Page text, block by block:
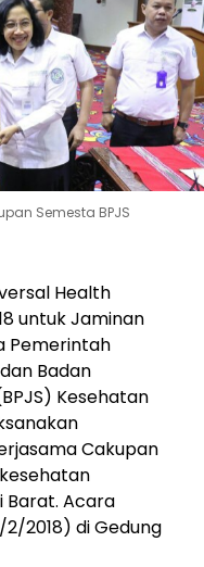
Semesta BPJS
Health
untuk Jaminan
Pemerintah
Badan
Kesehatan
Cakupan
Barat. Acara
2018) di Gedung